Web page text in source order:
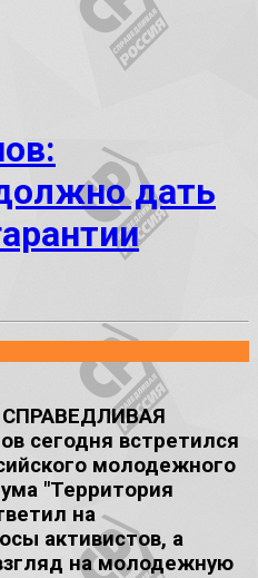
дать
СПРАВЕДЛИВАЯ
сегодня встретился
молодежного
"Территория
на
активистов, а
на молодежную